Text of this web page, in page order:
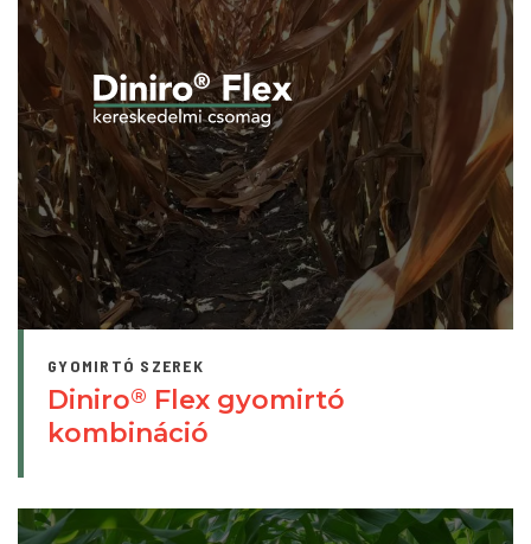
GYOMIRTÓ SZEREK
Diniro® Flex gyomirtó
kombináció